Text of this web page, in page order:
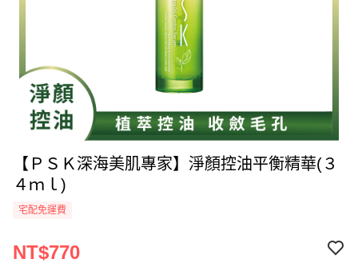
【ＰＳＫ深海美肌專家】淨顏控油平衡精華(３
４ｍｌ)
宅配免運費
NT$770